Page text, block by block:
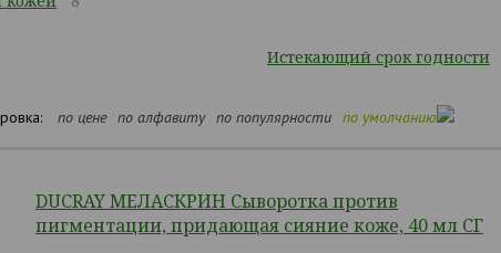
Истекающий срок годности
по цене по алфавиту по популярности по умолчанию
DUCRAY МЕЛАСКРИН Сыворотка против
пигментации, придающая сияние коже, 40 мл СГ